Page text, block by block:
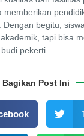
memberikan
begitu,
tapi bisa
pekerti.
Bagikan Post Ini